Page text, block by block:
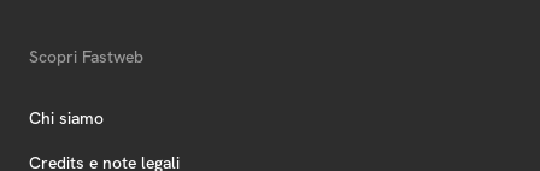
Scopri Fastweb
Chi siamo
Credits e note legali